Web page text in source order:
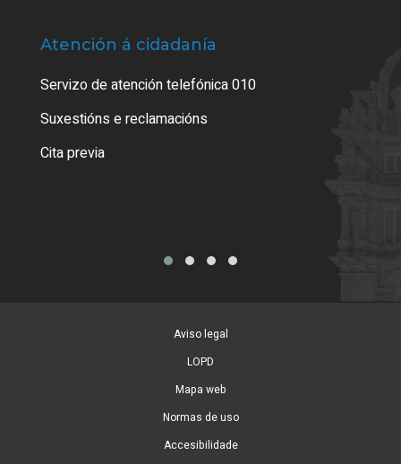
Atención á cidadanía
Servizo de atención telefónica 010
Suxestións e reclamacións
Cita previa
Aviso legal
LOPD
Mapa web
Normas de uso
Accesibilidade